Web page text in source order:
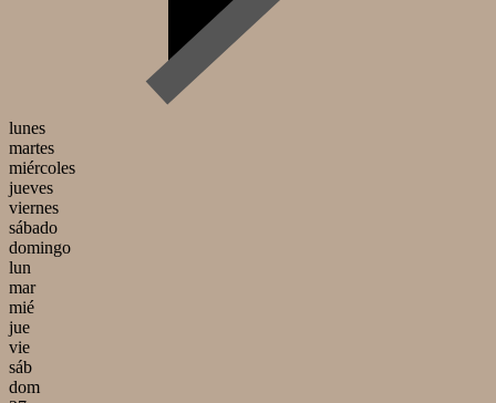
lunes
martes
miércoles
jueves
viernes
sábado
domingo
lun
mar
mié
jue
vie
sáb
dom